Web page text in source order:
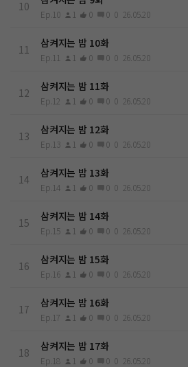
10
Ep.10 1 0 0 0 26.05.20
11 삼켜지는 밤 10화
Ep.11 1 0 0 0 26.05.20
12 삼켜지는 밤 11화
Ep.12 1 0 0 0 26.05.20
13 삼켜지는 밤 12화
Ep.13 1 0 0 0 26.05.20
14 삼켜지는 밤 13화
Ep.14 1 0 0 0 26.05.20
15 삼켜지는 밤 14화
Ep.15 1 0 0 0 26.05.20
16 삼켜지는 밤 15화
Ep.16 1 0 0 0 26.05.20
17 삼켜지는 밤 16화
Ep.17 1 0 0 0 26.05.20
18 삼켜지는 밤 17화
Ep.18 1 0 0 0 26.05.20